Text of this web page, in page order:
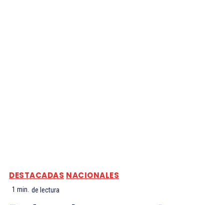
DESTACADAS NACIONALES
1 min. de lectura